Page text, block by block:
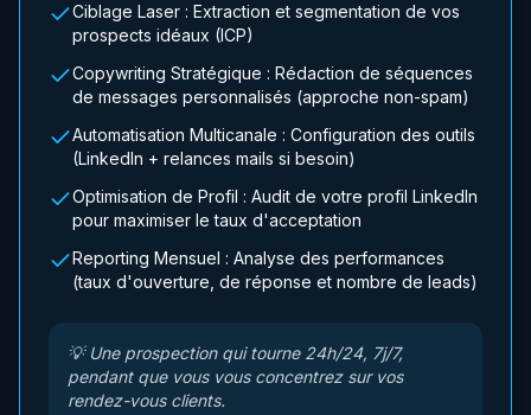
Ciblage Laser : Extraction et segmentation de vos
prospects idéaux (ICP)
Copywriting Stratégique : Rédaction de séquences
de messages personnalisés (approche non-spam)
Automatisation Multicanale : Configuration des outils
(LinkedIn + relances mails si besoin)
Optimisation de Profil : Audit de votre profil LinkedIn
pour maximiser le taux d'acceptation
Reporting Mensuel : Analyse des performances
(taux d'ouverture, de réponse et nombre de leads)
💡 Une prospection qui tourne 24h/24, 7j/7,
pendant que vous vous concentrez sur vos
rendez-vous clients.